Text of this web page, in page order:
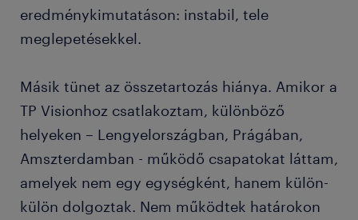
eredménykimutatáson: instabil, tele
meglepetésekkel.
Másik tünet az összetartozás hiánya. Amikor a
TP Visionhoz csatlakoztam, különböző
helyeken – Lengyelországban, Prágában,
Amszterdamban - működő csapatokat láttam,
amelyek nem egy egységként, hanem külön-
külön dolgoztak. Nem működtek határokon